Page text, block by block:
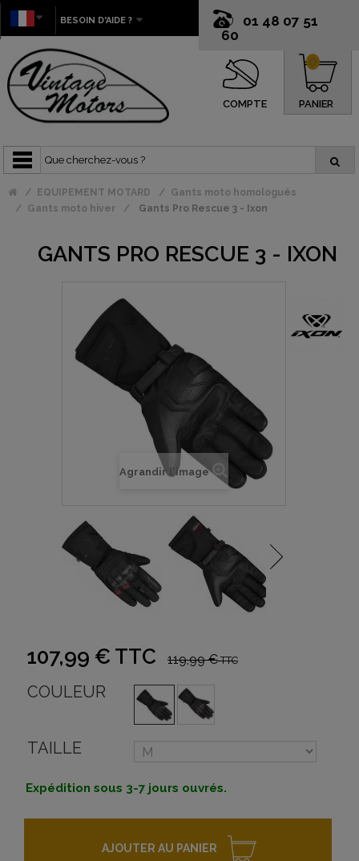
01 48 07 51
60
BESOIN D'AIDE ?
COMPTE PANIER
0
EQUIPEMENT MOTARD
Gants moto homologués
Gants moto hiver
Gants Pro Rescue 3 - Ixon
GANTS PRO RESCUE 3 - IXON
Agrandir l'image
107,99 € TTC 119,99 €TTC
COULEUR
TAILLE
Expédition sous 3-7 jours ouvrés.
AJOUTER AU PANIER